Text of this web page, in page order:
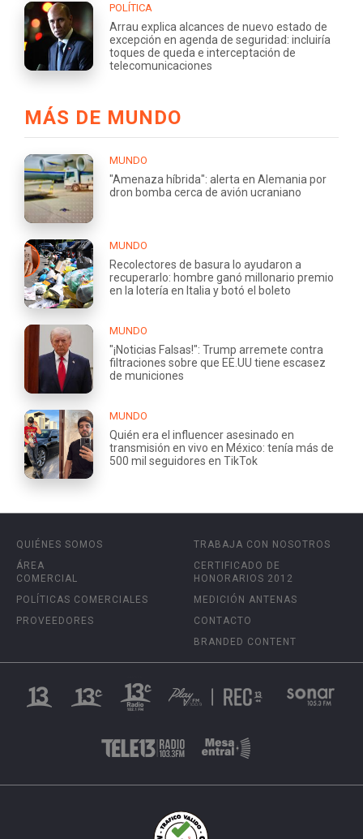
POLÍTICA
Arrau explica alcances de nuevo estado de
excepción en agenda de seguridad: incluiría
toques de queda e interceptación de
telecomunicaciones
MÁS DE MUNDO
MUNDO
"Amenaza híbrida": alerta en Alemania por
dron bomba cerca de avión ucraniano
MUNDO
Recolectores de basura lo ayudaron a
recuperarlo: hombre ganó millonario premio
en la lotería en Italia y botó el boleto
MUNDO
"¡Noticias Falsas!": Trump arremete contra
filtraciones sobre que EE.UU tiene escasez
de municiones
MUNDO
Quién era el influencer asesinado en
transmisión en vivo en México: tenía más de
500 mil seguidores en TikTok
QUIÉNES SOMOS
ÁREA
COMERCIAL
POLÍTICAS COMERCIALES
PROVEEDORES
TRABAJA CON NOSOTROS
CERTIFICADO DE
HONORARIOS 2012
MEDICIÓN ANTENAS
CONTACTO
BRANDED CONTENT